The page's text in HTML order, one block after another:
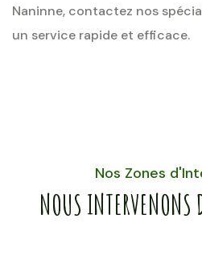
Naninne, contactez nos
un service rapide et efficace.
Nos Zones
NOUS INTERVENONS